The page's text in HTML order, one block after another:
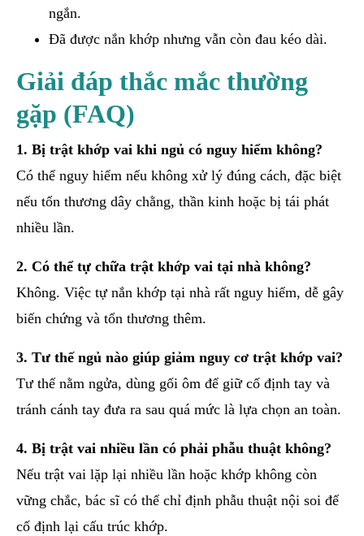
ngắn.
Đã được nắn khớp nhưng vẫn còn đau kéo dài.
Giải đáp thắc mắc thường
gặp (FAQ)
1. Bị trật khớp vai khi ngủ có nguy hiểm không?
Có thể nguy hiểm nếu không xử lý đúng cách, đặc biệt
nếu tổn thương dây chằng, thần kinh hoặc bị tái phát
nhiều lần.
2. Có thể tự chữa trật khớp vai tại nhà không?
Không. Việc tự nắn khớp tại nhà rất nguy hiểm, dễ gây
biến chứng và tổn thương thêm.
3. Tư thế ngủ nào giúp giảm nguy cơ trật khớp vai?
Tư thế nằm ngửa, dùng gối ôm để giữ cố định tay và
tránh cánh tay đưa ra sau quá mức là lựa chọn an toàn.
4. Bị trật vai nhiều lần có phải phẫu thuật không?
Nếu trật vai lặp lại nhiều lần hoặc khớp không còn
vững chắc, bác sĩ có thể chỉ định phẫu thuật nội soi để
cố định lại cấu trúc khớp.